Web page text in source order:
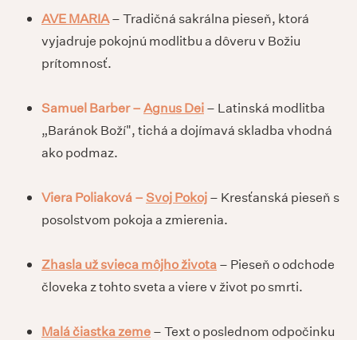
AVE MARIA– Tradičná sakrálna pieseň, ktorá
vyjadruje pokojnú modlitbu a dôveru v Božiu
prítomnosť.
Samuel Barber –Agnus Dei– Latinská modlitba
„Baránok Boží", tichá a dojímavá skladba vhodná
ako podmaz.
Viera Poliaková – Svoj Pokoj– Kresťanská pieseň s
posolstvom pokoja a zmierenia.
Zhasla už svieca môjho života– Pieseň o odchode
človeka z tohto sveta a viere v život po smrti.
Malá čiastka zeme– Text o poslednom odpočinku